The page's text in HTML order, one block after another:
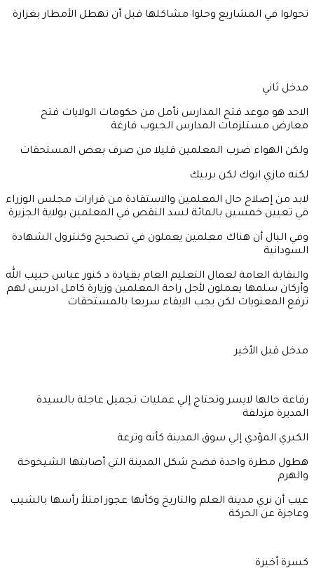
تحولوا في المشاريع وحلوا مشاكلها قبل أن تهطل الأمطار بغزارة
مدخل ثاني
الاحد هو موعد فتح المدارس نأمل من حكومات الولايات فتح
معارض مستلزمات المدارس الجيوب فارغة
ولكن الهواء ضرب المعلمين قليلا من صرف بعض المستحقات
لكنه مازي ابوك لكن بربيك
لابد من إصلاح حال المعلمين والاستفادة من قرارات مجلس الوزراء
في تعيين خمسين بالمائة لسد النقص في المعلمين بولاية الجزيرة
وفي البال أن هناك معلمين يعملون في تصحيح وكنترول الشهادة
السودانية
والنقابة العامة لعمال التعليم العام بقيادة د كنور عباس حبيب الله
وأركان سلمها يعملون لأجل راحة المعلمين وزيارة كامل ادريس لهم
ترفع المعنويات لكن يجب الايفاء سريعا بالمستحقات
مدخل قبل الأخير
رفاعة حالها لايسر وتحتاج إلي عمليات تجميل عاجلة بالسيدة
المديرة مزدلفة
الكبري المؤدي إلي سوق المدينة كأنه وترعة
هطول مطرة واحدة فضح شكل المدينة التي أصابتها الشيخوخة
والهرم
عيب أن نري مدينة العلم والتاريخ وكأنها عجوز امتلأ رأسها بالشيب
وعاجزة عن الحركة
كسرة أخيرة